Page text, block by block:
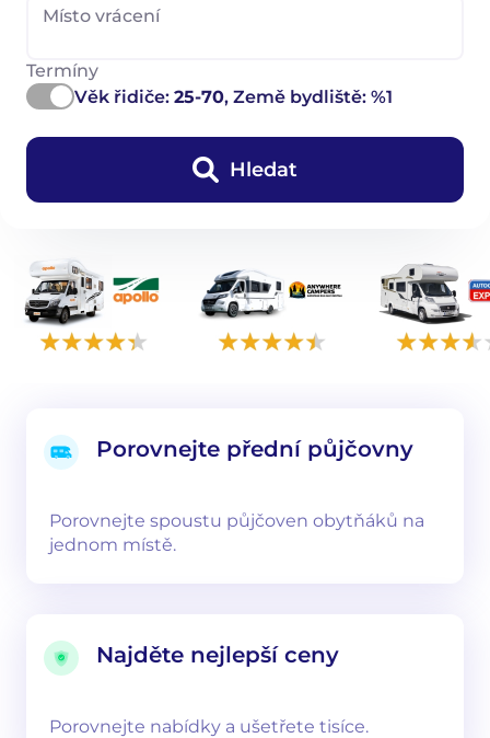
Místo vrácení
Termíny
Věk řidiče: 25-70, Země bydliště: %1
Hledat
Porovnejte přední půjčovny
Porovnejte spoustu půjčoven obytňáků na
jednom místě.
Najděte nejlepší ceny
Porovnejte nabídky a ušetřete tisíce.